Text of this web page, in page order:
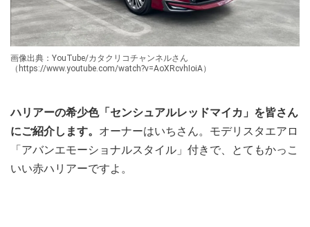
画像出典：YouTube/カタクリコチャンネルさん
（https://www.youtube.com/watch?v=AoXRcvhIoiA）
ハリアーの希少色「センシュアルレッドマイカ」を皆さん
にご紹介します。 オーナーはいちさん。モデリスタエアロ
「アバンエモーショナルスタイル」付きで、とてもかっこ
いい赤ハリアーですよ。